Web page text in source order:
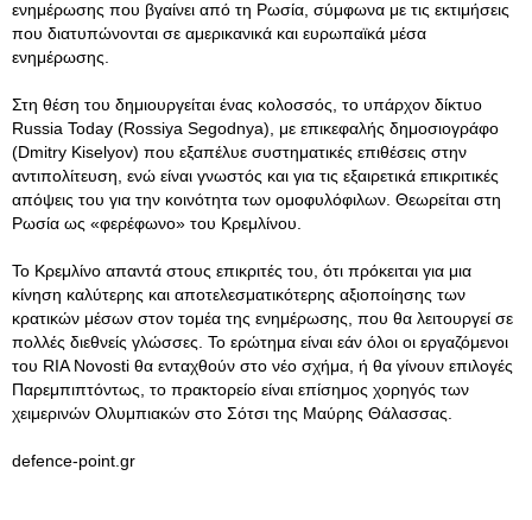
ενημέρωσης που βγαίνει από τη Ρωσία, σύμφωνα με τις εκτιμήσεις
που διατυπώνονται σε αμερικανικά και ευρωπαϊκά μέσα
ενημέρωσης.
Στη θέση του δημιουργείται ένας κολοσσός, το υπάρχον δίκτυο
Russia Today (Rossiya Segodnya), με επικεφαλής δημοσιογράφο
(Dmitry Kiselyov) που εξαπέλυε συστηματικές επιθέσεις στην
αντιπολίτευση, ενώ είναι γνωστός και για τις εξαιρετικά επικριτικές
απόψεις του για την κοινότητα των ομοφυλόφιλων. Θεωρείται στη
Ρωσία ως «φερέφωνο» του Κρεμλίνου.
Το Κρεμλίνο απαντά στους επικριτές του, ότι πρόκειται για μια
κίνηση καλύτερης και αποτελεσματικότερης αξιοποίησης των
κρατικών μέσων στον τομέα της ενημέρωσης, που θα λειτουργεί σε
πολλές διεθνείς γλώσσες. Το ερώτημα είναι εάν όλοι οι εργαζόμενοι
του RIA Novosti θα ενταχθούν στο νέο σχήμα, ή θα γίνουν επιλογές
Παρεμπιπτόντως, το πρακτορείο είναι επίσημος χορηγός των
χειμερινών Ολυμπιακών στο Σότσι της Μαύρης Θάλασσας.
defence-point.gr